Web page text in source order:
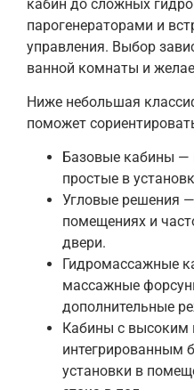
кабин до сложных
парогенераторами и
управления. Выбор
ванной комнаты и
Ниже небольшая
поможет
Базовые кабины —
простые в
Угловые решения
помещениях и
двери.
Гидромассажные
массажные
дополнительные
Кабины с высоким
интегрированным
установки в